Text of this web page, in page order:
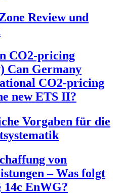
Review und
CO2-pricing
Can Germany
CO2-pricing
new ETS II?
Vorgaben für die
von
– Was folgt
14c EnWG?